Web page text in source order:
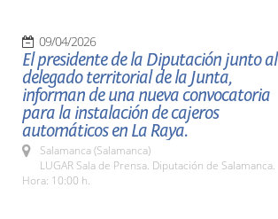
09/04/2026
El presidente de la Diputación junto al
delegado territorial de la Junta,
informan de una nueva convocatoria
para la instalación de cajeros
automáticos en La Raya.
Salamanca (Salamanca)
LUGAR Sala de Prensa. Diputación de Salamanca.
Hora: 10:00 h.